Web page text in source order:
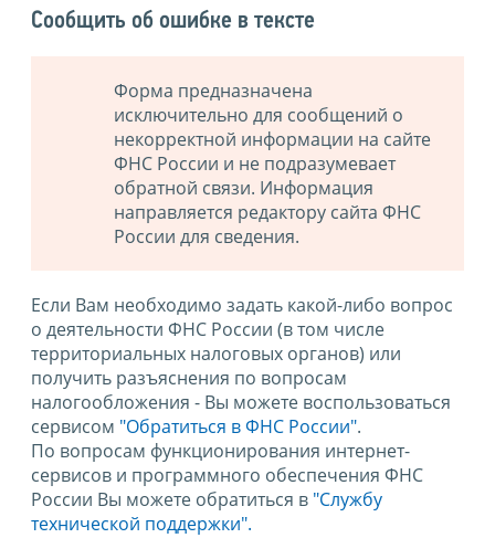
Сообщить об ошибке в тексте
Форма предназначена
исключительно для сообщений о
некорректной информации на сайте
ФНС России и не подразумевает
обратной связи. Информация
направляется редактору сайта ФНС
России для сведения.
Если Вам необходимо задать какой-либо вопрос
о деятельности ФНС России (в том числе
территориальных налоговых органов) или
получить разъяснения по вопросам
налогообложения - Вы можете воспользоваться
сервисом "Обратиться в ФНС России".
По вопросам функционирования интернет-
сервисов и программного обеспечения ФНС
России Вы можете обратиться в "Службу
технической поддержки".